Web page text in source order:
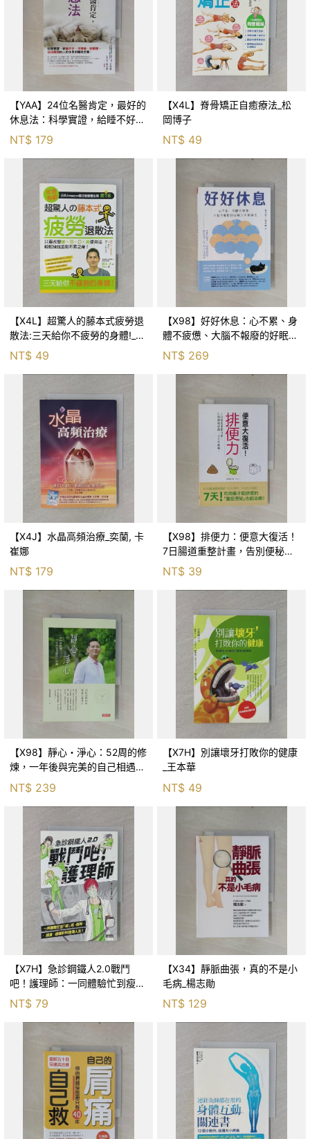
【YAA】24位名醫肯定，最好的
休息法：科學實證，給睡不好、
沒得睡、很難醒、日夜顛倒的人
的休息與睡眠全書。_三島和夫,
伊藤和弘, 佐田節
NT$ 179
【X4L】脊骨矯正自癒療法_松
岡博子
NT$ 49
【X4L】超驚人的藤本式疲勞退
散法:三天給你不疲勞的身體!_藤
本靖
NT$ 49
【X98】好好休息：心不累、身
體不疲憊、大腦不報廢的好眠人
生實踐法_蔡宇哲, 蔡佳璇
NT$ 269
【X4J】水晶高頻治療_奕蘭, 卡
崔娜
NT$ 179
【X98】排便力：便意大復活！
7日腸道重整計畫，告別便秘症
頭、天天都順暢_松尾恆男
NT$ 39
【X98】靜心・淨心：52周的修
煉，一年後與完美的自己相遇_
洛桑加參
NT$ 239
【X7H】別讓壞牙打敗你的健康
_王本華
NT$ 49
【X7H】急診鋼鐵人2.0戰鬥
吧！護理師：一同體驗忙到瘦
死.._Dr.魏
NT$ 79
【X34】靜脈曲張，真的不是小
毛病_楊志勛
NT$ 129